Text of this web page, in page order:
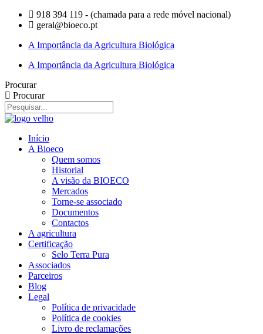
918 394 119 - (chamada para a rede móvel nacional)
geral@bioeco.pt
A Importância da Agricultura Biológica
A Importância da Agricultura Biológica
Procurar
Procurar
Início
A Bioeco
Quem somos
Historial
A visão da BIOECO
Mercados
Torne-se associado
Documentos
Contactos
A agricultura
Certificação
Selo Terra Pura
Associados
Parceiros
Blog
Legal
Política de privacidade
Política de cookies
Livro de reclamações